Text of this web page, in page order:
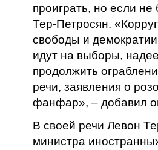
проиграть, но если
Тер-Петросян.
свободы и
идут на выборы,
продолжить
речи, заявления о
фанфар», – добавил
В своей речи Левон
министра